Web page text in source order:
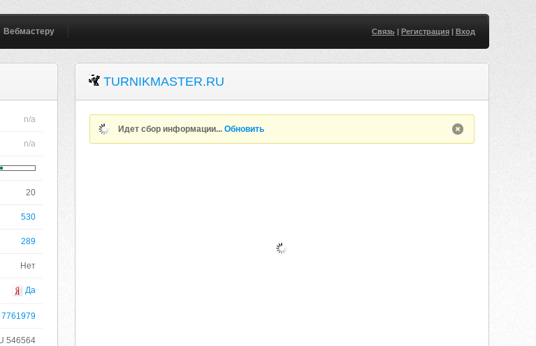
Вебмастеру Связь| Регистрация| Вход
n/a
n/a
20
530
289
Нет
Да
7761979
546564
TURNIKMASTER.RU
Идет сбор информации...Обновить